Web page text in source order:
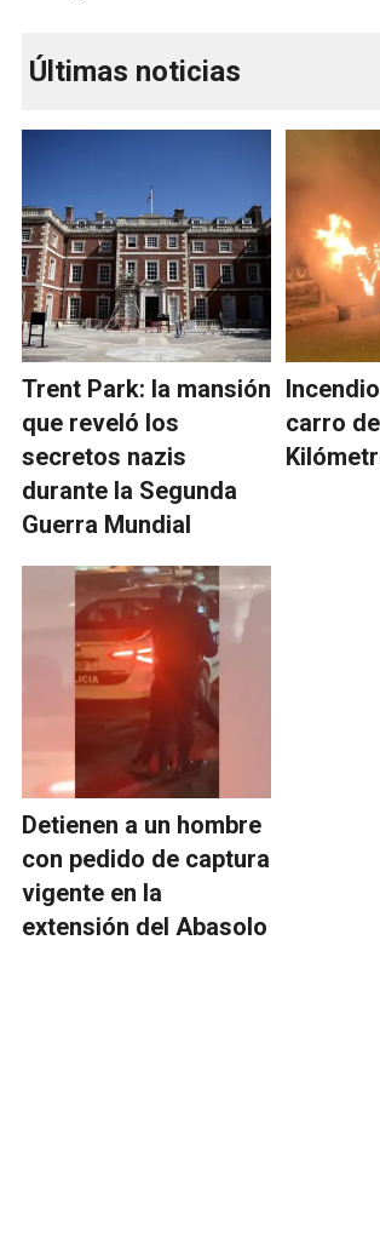
Últimas noticias
Trent Park: la mansión
que reveló los
secretos nazis
durante la Segunda
Guerra Mundial
carro
Detienen a un hombre
con pedido de captura
vigente en la
extensión del Abasolo